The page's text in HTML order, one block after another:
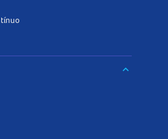
keyboard_arrow_down